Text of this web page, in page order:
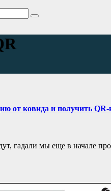
от ковида и получить
гадали мы еще в начале